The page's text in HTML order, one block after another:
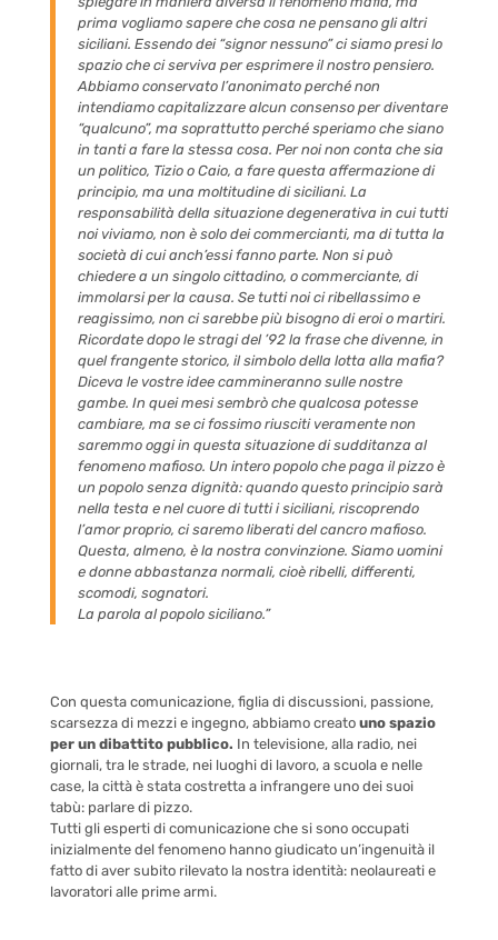
prima vogliamo sapere che cosa ne pensano gli altri
siciliani. Essendo dei “signor nessuno” cisiamopresi lo
spazio che ci serviva per esprimere il nostro pensiero.
Abbiamo conservato l’anonimato perché non
intendiamo capitalizzare alcun consenso per diventare
“qualcuno”, ma soprattutto perché speriamo che siano
in tanti a fare la stessa cosa. Per noi non conta che sia
un politico, Tizio o Caio, a fare questa affermazione di
principio, ma una moltitudine di siciliani. La
responsabilità della situazione degenerativa in cui tutti
noi viviamo, non è solo dei commercianti, ma di tutta la
società di cui anch’essi fanno parte. Non si può
chiedere a un singolo cittadino, o commerciante, di
immolarsi per la causa. Se tutti noi ci ribellassimo e
reagissimo, non ci sarebbe più bisogno di eroi o martiri.
Ricordate dopo le stragi del ’92 la frase che divenne, in
quel frangente storico, il simbolo della lotta alla mafia?
Diceva le vostre idee cammineranno sulle nostre
gambe. In quei mesi sembrò che qualcosa potesse
cambiare, ma se ci fossimo riusciti veramente non
saremmo oggi in questa situazione di sudditanza al
fenomeno mafioso. Un intero popolo che paga il pizzo è
un popolo senza dignità: quando questo principio sarà
nella testa e nel cuore di tutti i siciliani, riscoprendo
l’amor proprio, ci saremo liberati del cancro mafioso.
Questa, almeno, è la nostra convinzione. Siamouomini
e donne abbastanza normali, cioè ribelli, differenti,
scomodi, sognatori.
La parola al popolo siciliano.”
Con questa comunicazione, figlia di discussioni, passione,
scarsezza di mezzi e ingegno, abbiamo creato uno spazio
per un dibattito pubblico. In televisione, alla radio, nei
giornali, tra le strade, nei luoghi di lavoro, a scuola e nelle
case, la città è stata costretta a infrangere uno dei suoi
tabù: parlare di pizzo.
Tutti gli esperti di comunicazione che si sono occupati
inizialmente del fenomeno hanno giudicato un’ingenuità il
fatto di aver subito rilevato la nostra identità: neolaureati e
lavoratori alle prime armi.